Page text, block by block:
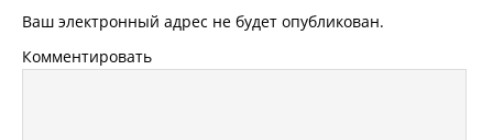
Ваш электронный адрес не будет опубликован.
Комментировать